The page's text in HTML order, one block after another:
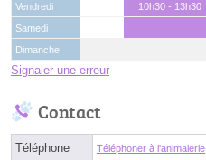
Vendredi
10h30 - 13h30
Samedi
Dimanche
Signaler une erreur
Contact
Téléphone Téléphoner à l'animalerie